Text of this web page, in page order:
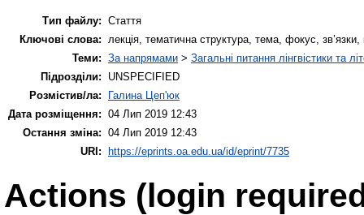
Тип файлу: Стаття
Ключові слова:
лекція, тематична структура, тема, фокус,
Теми: За напрямами > Загальні питання лінгвістики та
Підрозділи:
UNSPECIFIED
Розмістив/ла:
Галина Цеп'юк
Дата розміщення: 04 Лип 2019 12:43
Остання зміна: 04 Лип 2019 12:43
URI: https://eprints.oa.edu.ua/id/eprint/7735
Actions (login